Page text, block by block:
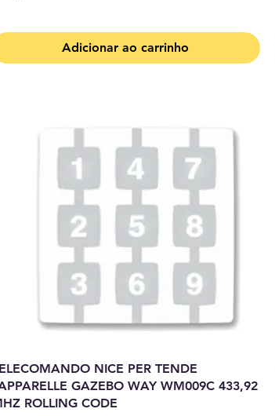
Adicionar ao carrinho
NICE PER TENDE
GAZEBO WAY WM009C 433,92
ROLLING CODE